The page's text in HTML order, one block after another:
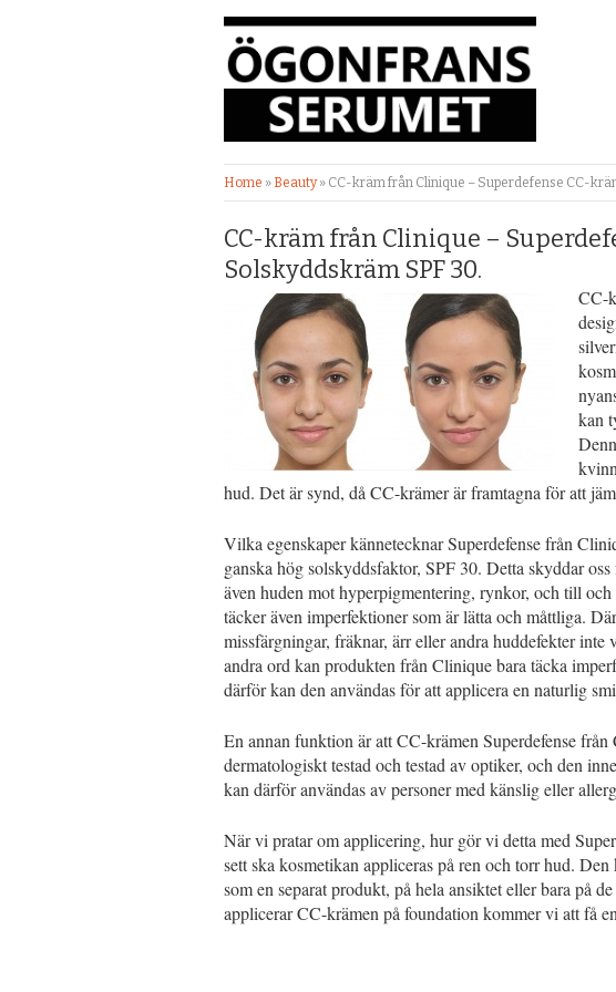
Home » Beauty» CC-kräm från Clinique – Superdefense CC-
CC-kräm från Clinique –
Solskyddskräm SPF 30.
CC-
kan
hud. Det är synd, då CC-krämer är framtagna för att
Vilka egenskaper kännetecknar Superdefense från
ganska hög solskyddsfaktor, SPF 30. Detta skyddar
även huden mot hyperpigmentering, rynkor, och till
täcker även imperfektioner som är lätta och måttliga.
missfärgningar, fräknar, ärr eller andra huddefekter
andra ord kan produkten från Clinique bara täcka
därför kan den användas för att applicera en naturlig
En annan funktion är att CC-krämen Superdefense
dermatologiskt testad och testad av optiker, och den
kan därför användas av personer med känslig eller
När vi pratar om applicering, hur gör vi detta med
sett ska kosmetikan appliceras på ren och torr hud.
som en separat produkt, på hela ansiktet eller bara på
applicerar CC-krämen på foundation kommer vi att få